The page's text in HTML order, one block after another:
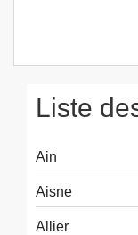
Liste
Ain
Aisne
Allier